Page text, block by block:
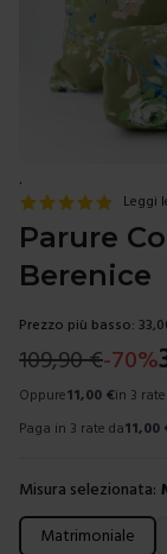
.
Leggi
Parure
Berenice
Prezzo più basso:
109,90€-70%
Oppure11,00 €in 3
Paga in 3 rate da11,00
Misura selezionata:
Scegli una misura
Matrimoniale